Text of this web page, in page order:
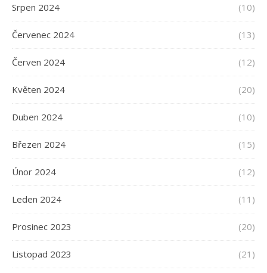
Srpen 2024 (10)
Červenec 2024 (13)
Červen 2024 (12)
Květen 2024 (20)
Duben 2024 (10)
Březen 2024 (15)
Únor 2024 (12)
Leden 2024 (11)
Prosinec 2023 (20)
Listopad 2023 (21)